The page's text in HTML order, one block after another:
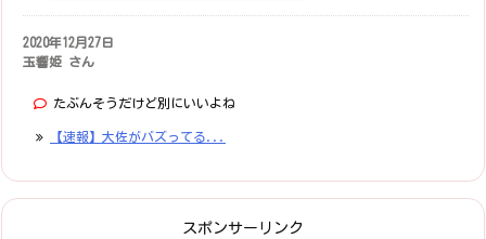
2020年12月27日
玉響姫 さん
たぶんそうだけど別にいいよね
【速報】大佐がバズってる...
スポンサーリンク